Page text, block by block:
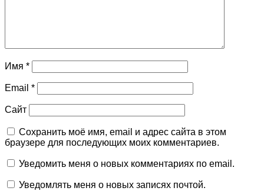
Имя *
Email *
Сайт
Сохранить моё имя, email и адрес сайта в этом
браузере для последующих моих комментариев.
Уведомить меня о новых комментариях по email.
Уведомлять меня о новых записях почтой.